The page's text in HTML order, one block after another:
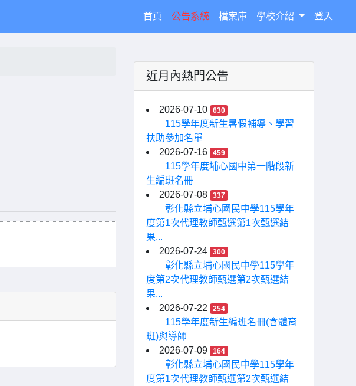
首頁 (current)
公告系統 檔案庫 學校介紹 登入
近月內熱門公告
2026-07-10 630
115學年度新生暑假輔導、學習
扶助參加名單
2026-07-16
459
115學年度埔心國中第一階段新
生編班名冊
2026-07-08
337
彰化縣立埔心國民中學115學年
度第1次代理教師甄選第1次甄選結
果...
2026-07-24
300
彰化縣立埔心國民中學115學年
度第2次代理教師甄選第2次甄選結
果...
2026-07-22
254
115學年度新生編班名冊(含體育
班)與導師
2026-07-09
164
彰化縣立埔心國民中學115學年
度第1次代理教師甄選第2次甄選結